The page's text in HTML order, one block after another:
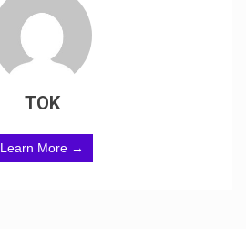
TOK
Learn More →